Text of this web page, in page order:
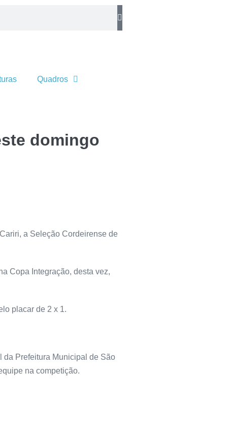
Quadros
domingo
a Seleção Cordeirense de
Copa Integração, desta vez,
placar de 2 x 1.
da Prefeitura Municipal de São
na competição.